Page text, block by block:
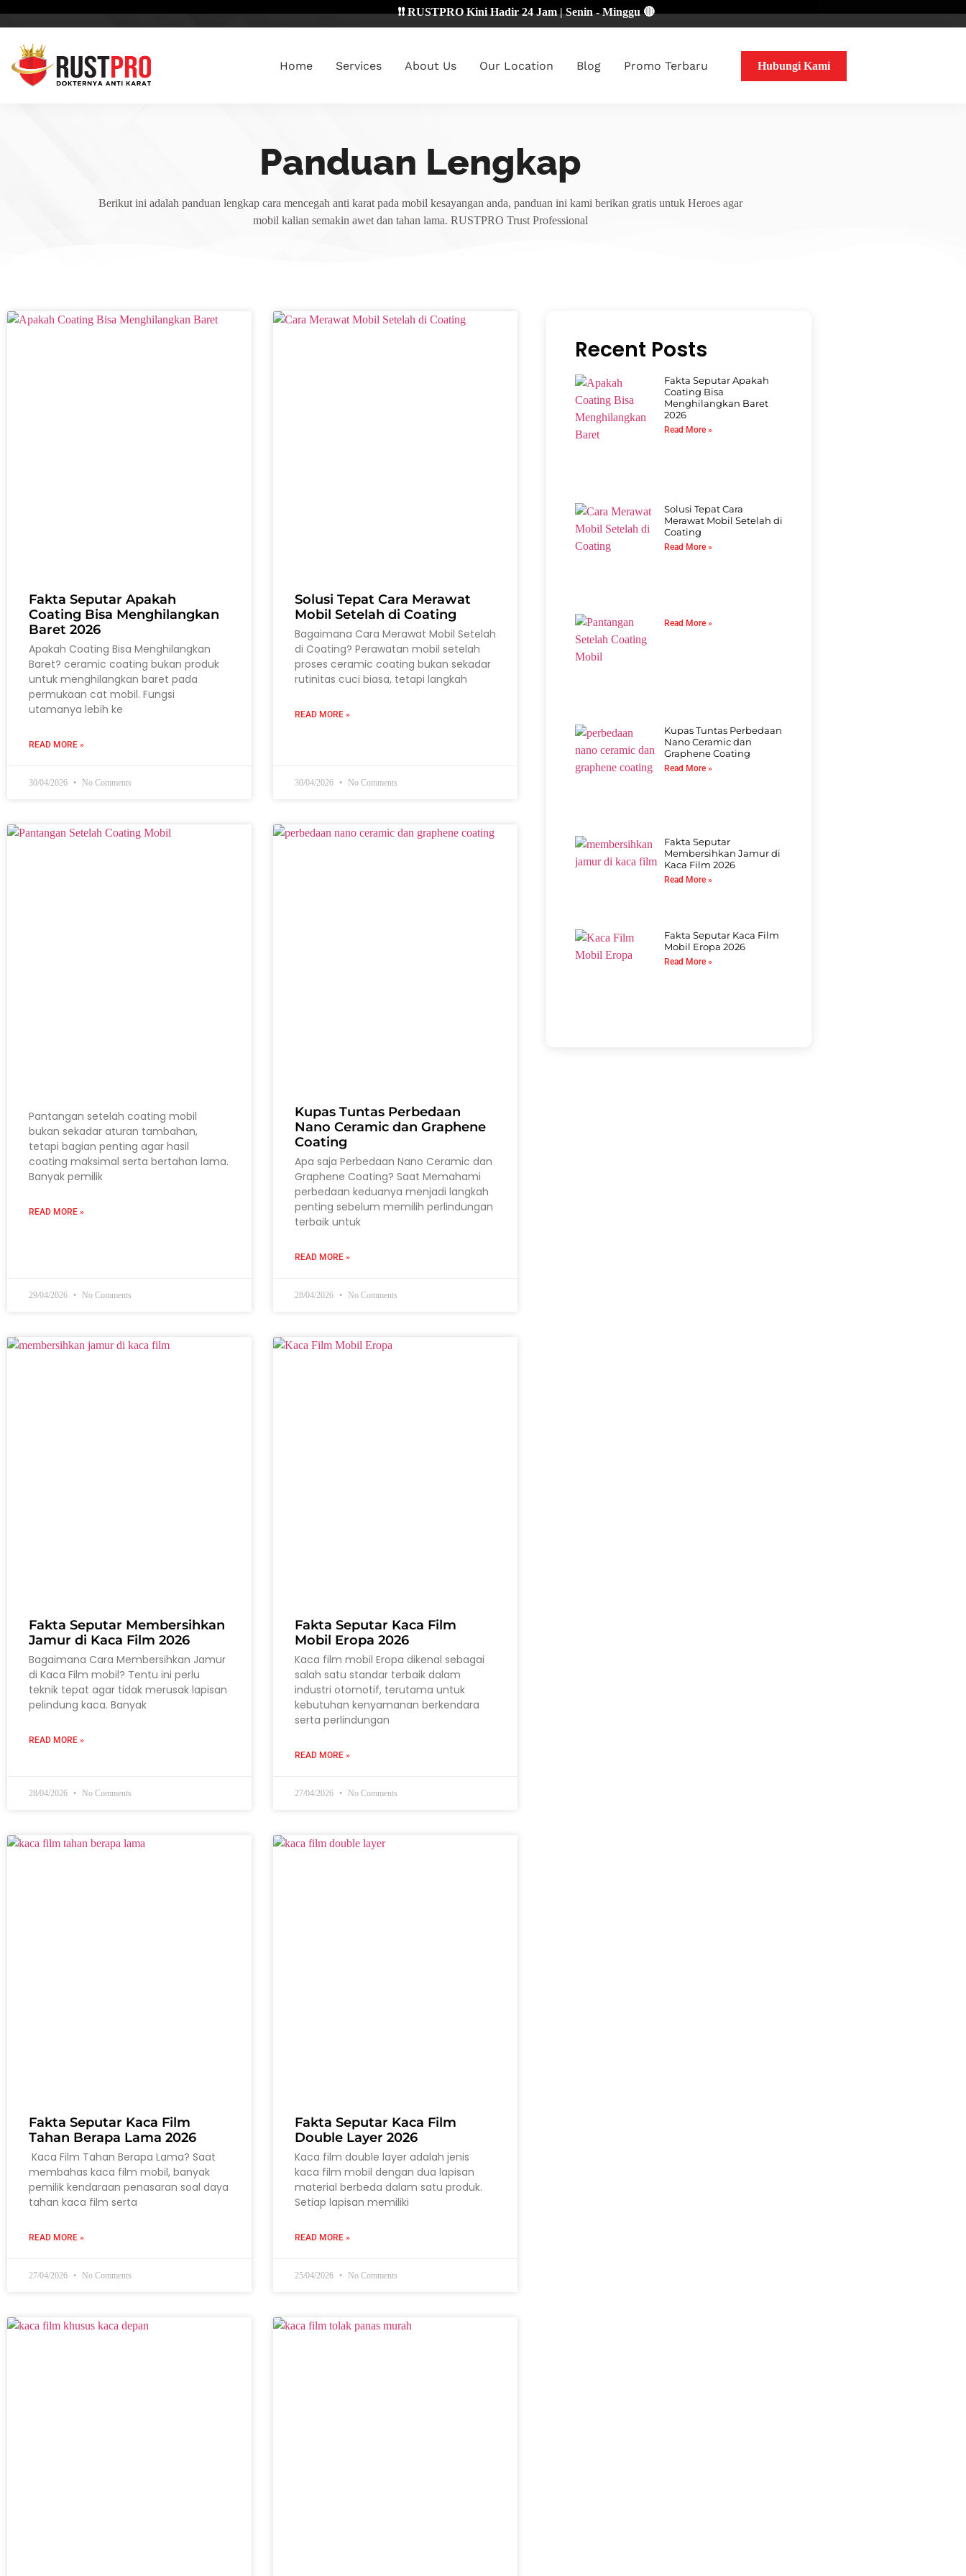
❗❗ RUSTPRO Kini Hadir 24 Jam | Senin - Minggu 🔴
Home Services About Us Our Location Blog Promo Terbaru Hubungi Kami
Panduan Lengkap
Berikut ini adalah panduan lengkap cara mencegah anti karat pada mobil kesayangan anda, panduan ini kami berikan gratis untuk Heroes agar
mobil kalian semakin awet dan tahan lama. RUSTPRO Trust Professional
Fakta Seputar Apakah
Coating Bisa Menghilangkan
Baret 2026
Apakah Coating Bisa Menghilangkan
Baret? ceramic coating bukan produk
untuk menghilangkan baret pada
permukaan cat mobil. Fungsi
utamanya lebih ke
READ MORE »
30/04/2026 No Comments
Solusi Tepat Cara Merawat
Mobil Setelah di Coating
Bagaimana Cara Merawat Mobil Setelah
di Coating? Perawatan mobil setelah
proses ceramic coating bukan sekadar
rutinitas cuci biasa, tetapi langkah
READ MORE »
30/04/2026 No Comments
Pantangan setelah coating mobil
bukan sekadar aturan tambahan,
tetapi bagian penting agar hasil
coating maksimal serta bertahan lama.
Banyak pemilik
READ MORE »
29/04/2026 No Comments
Kupas Tuntas Perbedaan
Nano Ceramic dan Graphene
Coating
Apa saja Perbedaan Nano Ceramic dan
Graphene Coating? Saat Memahami
perbedaan keduanya menjadi langkah
penting sebelum memilih perlindungan
terbaik untuk
READ MORE »
28/04/2026 No Comments
Fakta Seputar Membersihkan
Jamur di Kaca Film 2026
Bagaimana Cara Membersihkan Jamur
di Kaca Film mobil? Tentu ini perlu
teknik tepat agar tidak merusak lapisan
pelindung kaca. Banyak
READ MORE »
28/04/2026 No Comments
Fakta Seputar Kaca Film
Mobil Eropa 2026
Kaca film mobil Eropa dikenal sebagai
salah satu standar terbaik dalam
industri otomotif, terutama untuk
kebutuhan kenyamanan berkendara
serta perlindungan
READ MORE »
27/04/2026 No Comments
Fakta Seputar Kaca Film
Tahan Berapa Lama 2026
Kaca Film Tahan Berapa Lama? Saat
membahas kaca film mobil, banyak
pemilik kendaraan penasaran soal daya
tahan kaca film serta
READ MORE »
27/04/2026 No Comments
Fakta Seputar Kaca Film
Double Layer 2026
Kaca film double layer adalah jenis
kaca film mobil dengan dua lapisan
material berbeda dalam satu produk.
Setiap lapisan memiliki
READ MORE »
25/04/2026 No Comments
Recent Posts
Fakta Seputar Apakah
Coating Bisa
Menghilangkan Baret
2026
Read More »
Solusi Tepat Cara
Merawat Mobil Setelah di
Coating
Read More »
Read More »
Kupas Tuntas Perbedaan
Nano Ceramic dan
Graphene Coating
Read More »
Fakta Seputar
Membersihkan Jamur di
Kaca Film 2026
Read More »
Fakta Seputar Kaca Film
Mobil Eropa 2026
Read More »